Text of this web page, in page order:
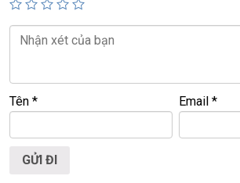
ĐT:0939.008.008– 0938.078.389
Face. Viber. Zalo :0938.078.389
Web:https://laptoptrieuphat.com
hãng check! >>>
Tên * Email*